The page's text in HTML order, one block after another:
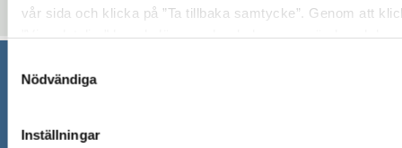
vår sida och klicka på ”Ta tillbaka samtycke”. Genom att
Nödvändiga
Inställningar
151 89 Södertälje